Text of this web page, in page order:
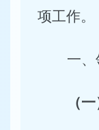
项工作。
一
（